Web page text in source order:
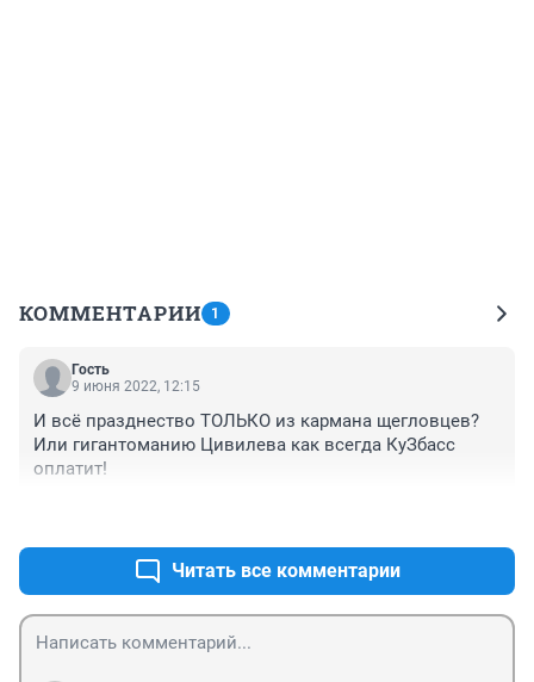
КОММЕНТАРИИ 1
Гость
9 июня 2022, 12:15
И всё празднество ТОЛЬКО из кармана щегловцев?
Или гигантоманию Цивилева как всегда КуЗбасс
оплатит!
Читать все комментарии